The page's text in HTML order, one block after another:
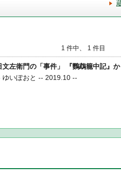
1 件中、 1 件目
左衛門の「事件」 『鸚鵡籠中記』
ゆいぽおと -- 2019.10 --